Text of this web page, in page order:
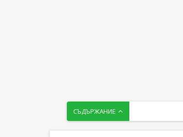
СЪДЪРЖАНИЕ